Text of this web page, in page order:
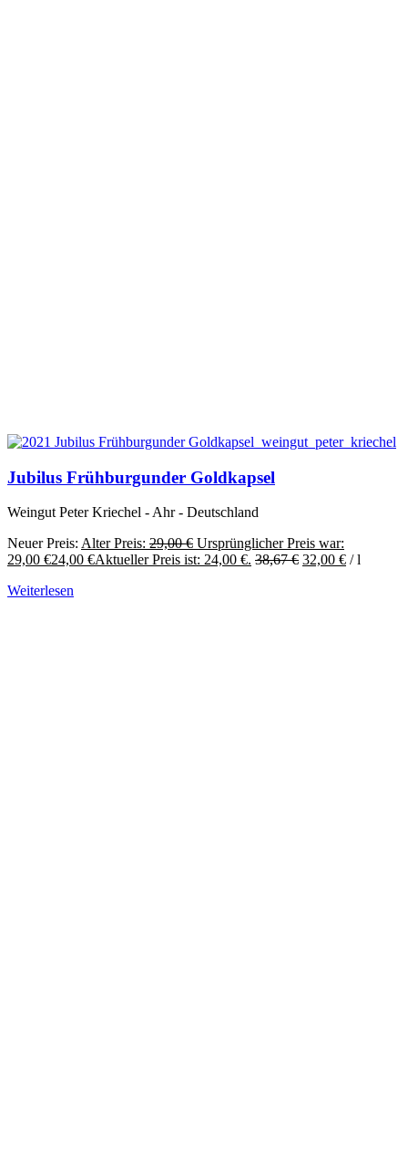
Jubilus Frühburgunder Goldkapsel
Weingut Peter Kriechel - Ahr - Deutschland
Neuer Preis: Alter Preis: 29,00€ Ursprünglicher Preis war:
29,00 €24,00 €Aktueller Preis ist: 24,00 €. 38,67€ 32,00 € /l
Weiterlesen